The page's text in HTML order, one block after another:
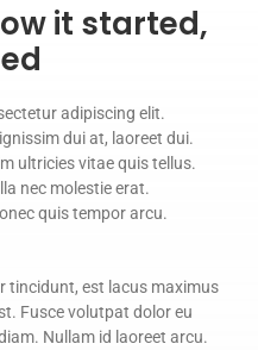
RÉSERVATION
it started,
adipiscing elit.
dui at, laoreet dui.
ultricies vitae quis tellus.
nec molestie erat.
quis tempor arcu.
tincidunt, est lacus maximus
Fusce volutpat dolor eu
Nullam id laoreet arcu.